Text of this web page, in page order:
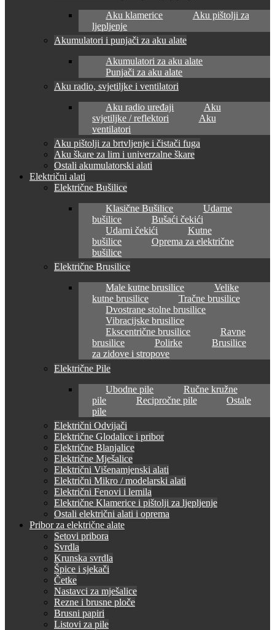
Aku klamerice
Aku pištolji za
ljepljenje
Akumulatori i punjači za aku alate
Akumulatori za aku alate
Punjači za aku alate
Aku radio, svjetiljke i ventilatori
Aku radio uređaji
Aku
svjetiljke / reflektori
Aku
ventilatori
Aku pištolji za brtvljenje i čistači fuga
Aku škare za lim i univerzalne škare
Ostali akumulatorski alati
Električni alati
Električne Bušilice
Klasične Bušilice
Udarne
bušilice
Bušaći čekići
Udarni čekići
Kutne
bušilice
Oprema za električne
bušilice
Električne Brusilice
Male kutne brusilice
Velike
kutne brusilice
Tračne brusilice
Dvostrane stolne brusilice
Vibracijske brusilice
Ekscentrične brusilice
Ravne
brusilice
Polirke
Brusilice
za zidove i stropove
Električne Pile
Ubodne pile
Ručne kružne
pile
Recipročne pile
Ostale
pile
Električni Odvijači
Električne Glodalice i pribor
Električne Blanjalice
Električne Mješalice
Električni Višenamjenski alati
Električni Mikro / modelarski alati
Električni Fenovi i lemila
Električne Klamerice i pištolji za ljepljenje
Ostali električni alati i oprema
Pribor za električne alate
Setovi pribora
Svrdla
Krunska svrdla
Špice i sjekači
Četke
Nastavci za mješalice
Rezne i brusne ploče
Brusni papiri
Listovi za pile